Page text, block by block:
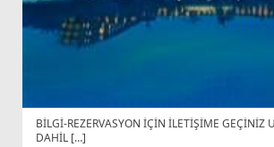
BİLGİ-REZERVASYON İÇİN İLETİŞİME GEÇİNİZ
DAHİL […]